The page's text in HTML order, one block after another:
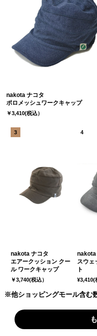
nakota ナコタ
ポロメッシュワークキャップ
￥3,410(税込）
nakota ナコタ
エアークッション クー
ル ワークキャップ
￥3,740(税込）
nakota
スウェ
ト
¥3,410(
※他ショッピングモール含む